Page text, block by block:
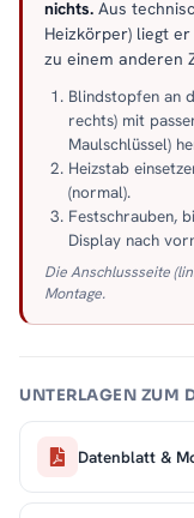
nichts. Aus
Heizkörper) liegt
zu einem anderen
Blindstopfen an
rechts) mit
Maulschlüssel)
Heizstab
(normal).
Festschrauben,
Display nach
Die Anschlussseite
Montage.
UNTERLAGEN ZUM
Datenblatt &